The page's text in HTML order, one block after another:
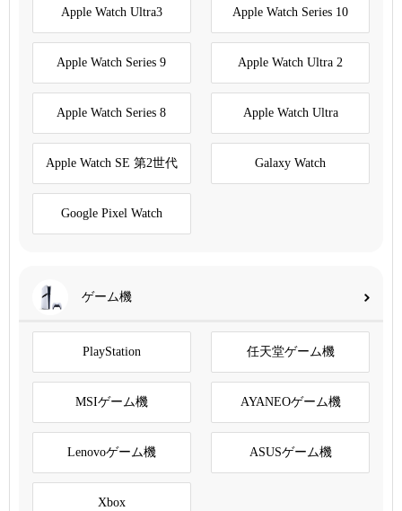
Apple Watch Ultra3 Apple Watch Series 10
Apple Watch Series 9 Apple Watch Ultra 2
Apple Watch Series 8 Apple Watch Ultra
Apple Watch SE 第2世代 Galaxy Watch
Google Pixel Watch
ゲーム機
PlayStation 任天堂ゲーム機
MSIゲーム機 AYANEOゲーム機
Lenovoゲーム機 ASUSゲーム機
Xbox